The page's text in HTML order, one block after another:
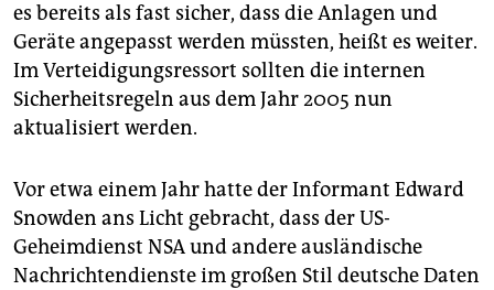
es bereits als fast sicher, dass die Anlagen und
Geräte angepasst werden müssten, heißt es weiter.
Im Verteidigungsressort sollten die internen
Sicherheitsregeln aus dem Jahr 2005 nun
aktualisiert werden.
Vor etwa einem Jahr hatte der Informant Edward
Snowden ans Licht gebracht, dass der US-
Geheimdienst NSA und andere ausländische
Nachrichtendienste im großen Stil deutsche Daten